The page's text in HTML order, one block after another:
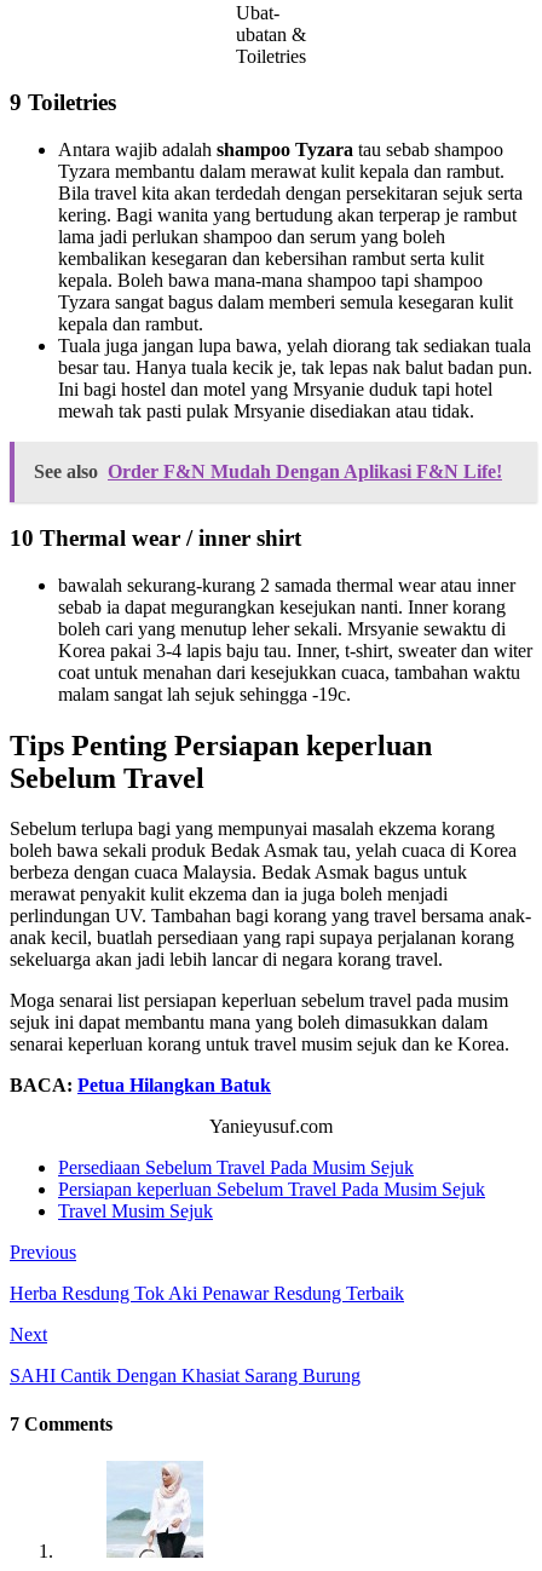
Ubat-
ubatan &
Toiletries
9 Toiletries
Antara wajib adalah shampoo Tyzara tau sebab shampoo
Tyzara membantu dalam merawat kulit kepala dan rambut.
Bila travel kita akan terdedah dengan persekitaran sejuk serta
kering. Bagi wanita yang bertudung akan terperap je rambut
lama jadi perlukan shampoo dan serum yang boleh
kembalikan kesegaran dan kebersihan rambut serta kulit
kepala. Boleh bawa mana-mana shampoo tapi shampoo
Tyzara sangat bagus dalam memberi semula kesegaran kulit
kepala dan rambut.
Tuala juga jangan lupa bawa, yelah diorang tak sediakan tuala
besar tau. Hanya tuala kecik je, tak lepas nak balut badan pun.
Ini bagi hostel dan motel yang Mrsyanie duduk tapi hotel
mewah tak pasti pulak Mrsyanie disediakan atau tidak.
See also Order F&N Mudah Dengan Aplikasi F&N Life!
10 Thermal wear / inner shirt
bawalah sekurang-kurang 2 samada thermal wear atau inner
sebab ia dapat megurangkan kesejukan nanti. Inner korang
boleh cari yang menutup leher sekali. Mrsyanie sewaktu di
Korea pakai 3-4 lapis baju tau. Inner, t-shirt, sweater dan witer
coat untuk menahan dari kesejukkan cuaca, tambahan waktu
malam sangat lah sejuk sehingga -19c.
Tips Penting Persiapan keperluan
Sebelum Travel
Sebelum terlupa bagi yang mempunyai masalah ekzema korang
boleh bawa sekali produk Bedak Asmak tau, yelah cuaca di Korea
berbeza dengan cuaca Malaysia. Bedak Asmak bagus untuk
merawat penyakit kulit ekzema dan ia juga boleh menjadi
perlindungan UV. Tambahan bagi korang yang travel bersama anak-
anak kecil, buatlah persediaan yang rapi supaya perjalanan korang
sekeluarga akan jadi lebih lancar di negara korang travel.
Moga senarai list persiapan keperluan sebelum travel pada musim
sejuk ini dapat membantu mana yang boleh dimasukkan dalam
senarai keperluan korang untuk travel musim sejuk dan ke Korea.
BACA: Petua Hilangkan Batuk
Yanieyusuf.com
Persediaan Sebelum Travel Pada Musim Sejuk
Persiapan keperluan Sebelum Travel Pada Musim Sejuk
Travel Musim Sejuk
Previous
Herba Resdung Tok Aki Penawar Resdung Terbaik
Next
SAHI Cantik Dengan Khasiat Sarang Burung
7 Comments